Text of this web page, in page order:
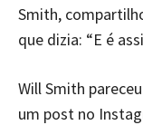
Smith,
que dizia: “E é
Will Smith
um post no